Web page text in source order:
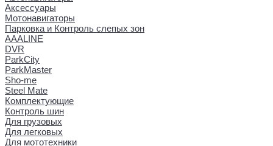
Аксессуары
Мотонавигаторы
Парковка и Контроль слепых зон
AAALINE
DVR
ParkCity
ParkMaster
Sho-me
Steel Mate
Комплектующие
Контроль шин
Для грузовых
Для легковых
Для мототехники